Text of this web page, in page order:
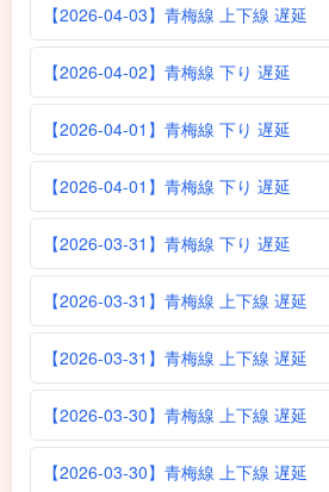
【2026-04-03】青梅線 上下線 遅延
【2026-04-02】青梅線 下り 遅延
【2026-04-01】青梅線 下り 遅延
【2026-04-01】青梅線 下り 遅延
【2026-03-31】青梅線 下り 遅延
【2026-03-31】青梅線 上下線 遅延
【2026-03-31】青梅線 上下線 遅延
【2026-03-30】青梅線 上下線 遅延
【2026-03-30】青梅線 上下線 遅延